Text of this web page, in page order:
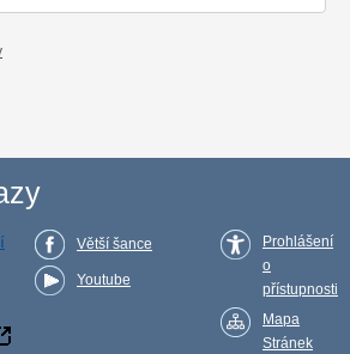
Větší šance
Youtube
Prohlášení
o
přístupnosti
Mapa
Stránek